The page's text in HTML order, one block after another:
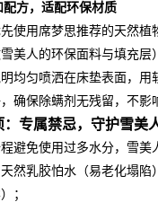
方，适配环保材质
使用席梦思推荐的天然植
美人的环保面料与填充层
均匀喷洒在床垫表面，用
确保除螨剂无残留，不影
：专属禁忌，守护雪美
避免使用过多水分，雪美
天然乳胶怕水（易老化塌
；